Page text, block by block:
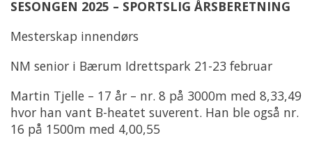
SESONGEN 2025 – SPORTSLIG ÅRSBERETNING
Mesterskap innendørs
NM senior i Bærum Idrettspark 21-23 februar
Martin Tjelle – 17 år – nr. 8 på 3000m med 8,33,49
hvor han vant B-heatet suverent. Han ble også nr.
16 på 1500m med 4,00,55